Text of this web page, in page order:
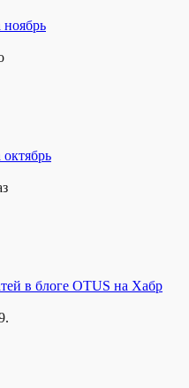
ноябрь
в блоге OTUS на Хабр